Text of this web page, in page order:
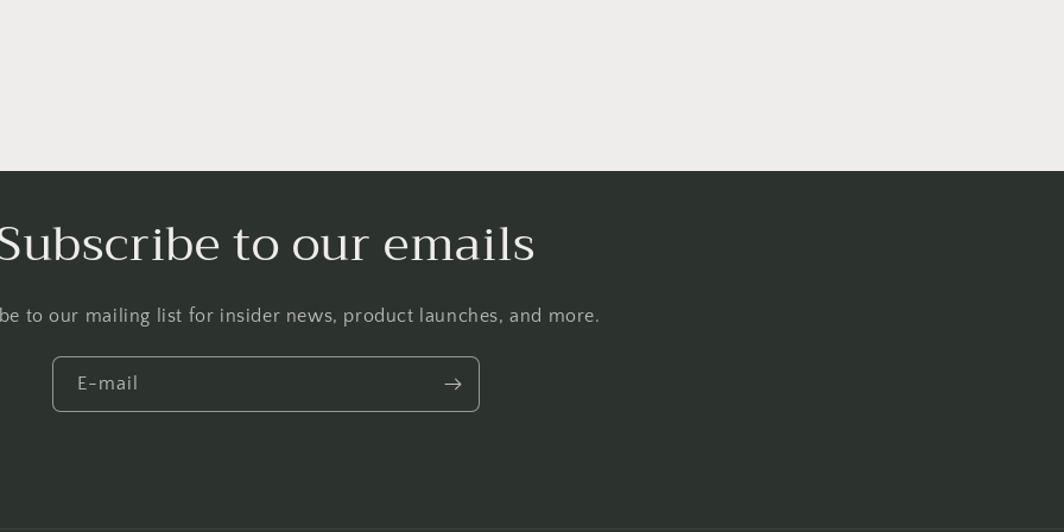
to our emails
to our mailing list for insider news, product launches, and more.
E-mail